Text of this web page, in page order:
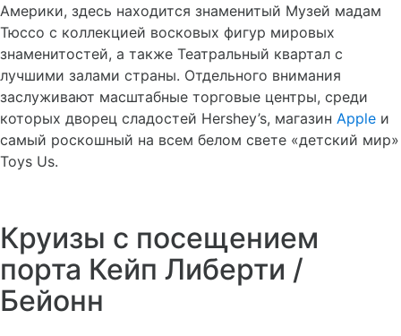
Америки, здесь находится знаменитый Музей мадам
Тюссо с коллекцией восковых фигур мировых
знаменитостей, а также Театральный квартал с
лучшими залами страны. Отдельного внимания
заслуживают масштабные торговые центры, среди
которых дворец сладостей Hershey’s, магазин Apple и
самый роскошный на всем белом свете «детский мир»
Toys Us.
Круизы с посещением
порта Кейп Либерти /
Бейонн